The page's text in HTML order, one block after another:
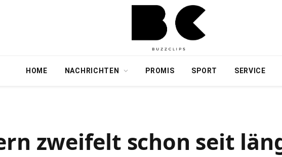
HOME NACHRICHTEN PROMIS SPORT SERVICE
zweifelt schon seit